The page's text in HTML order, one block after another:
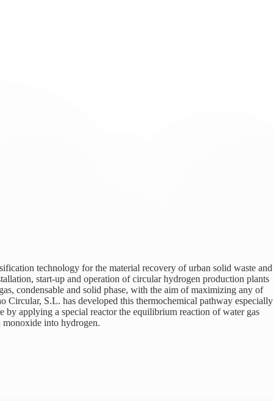
technology for the material recovery of urban solid waste and
start-up and operation of circular hydrogen production plants
condensable and solid phase, with the aim of maximizing any of
S.L. has developed this thermochemical pathway especially
by applying a special reactor the equilibrium reaction of water gas
monoxide into hydrogen.